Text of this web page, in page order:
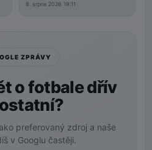
8. srpna 2026 19:11
ZPRÁVY
o fotbale dřív
preferovaný zdroj a naše
v Googlu častěji.